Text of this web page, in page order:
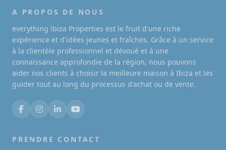
A PROPOS DE NOUS
everything ibiza Properties est le fruit d'une riche
expérience et d'idées jeunes et fraîches. Grâce à un service
à la clientèle professionnel et dévoué et à une
connaissance approfondie de la région, nous pouvons
aider nos clients à choisir la meilleure maison à Ibiza et les
guider tout au long du processus d'achat ou de vente.
PRENDRE CONTACT